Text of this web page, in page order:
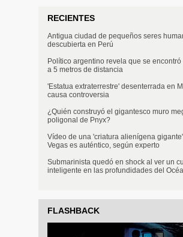
RECIENTES
Antigua ciudad de pequeños seres
descubierta en Perú
Político argentino revela que se
a 5 metros de distancia
'Estatua extraterrestre' desenterrada en
causa controversia
¿Quién construyó el gigantesco muro
poligonal de Pnyx?
Vídeo de una 'criatura alienígena
Vegas es auténtico, según experto
Submarinista quedó en shock al ver un
inteligente en las profundidades del
FLASHBACK